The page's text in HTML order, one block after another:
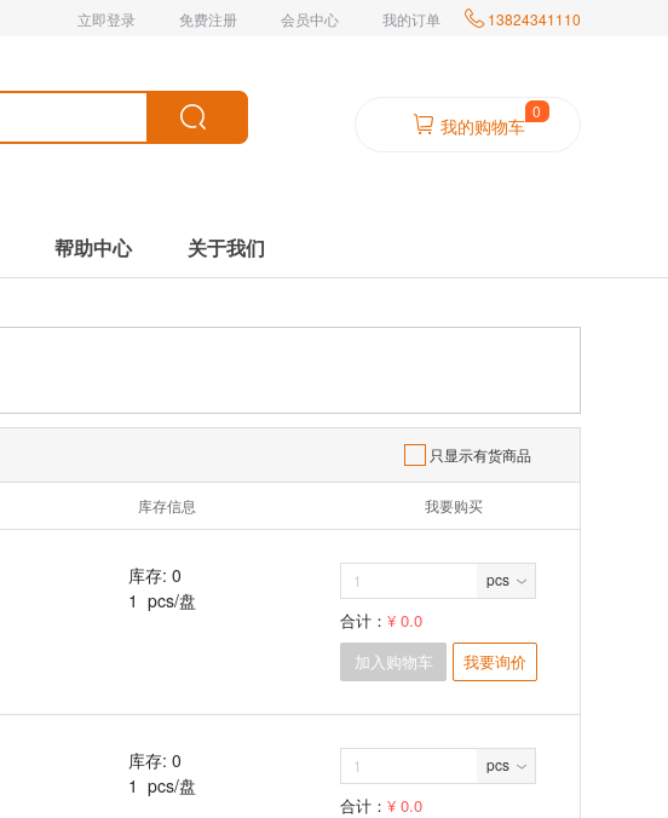
立即登录 免费注册 会员中心 我的订单  13824341110
我的购物车
0
帮助中心 关于我们
只显示有货商品
库存信息 我要购买
库存: 0
1 pcs/盘
pcs
合计： ¥ 0.0
加入购物车
我要询价
库存: 0
1 pcs/盘
pcs
合计： ¥ 0.0